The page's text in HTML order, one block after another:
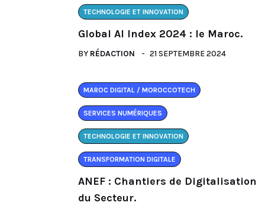
TECHNOLOGIE ET INNOVATION
Global AI Index 2024 : le Maroc.
BY RÉDACTION 21 SEPTEMBRE 2024
MAROC DIGITAL / MOROCCOTECH
SERVICES NUMÉRIQUES
TECHNOLOGIE ET INNOVATION
TRANSFORMATION DIGITALE
ANEF : Chantiers de Digitalisation
du Secteur.